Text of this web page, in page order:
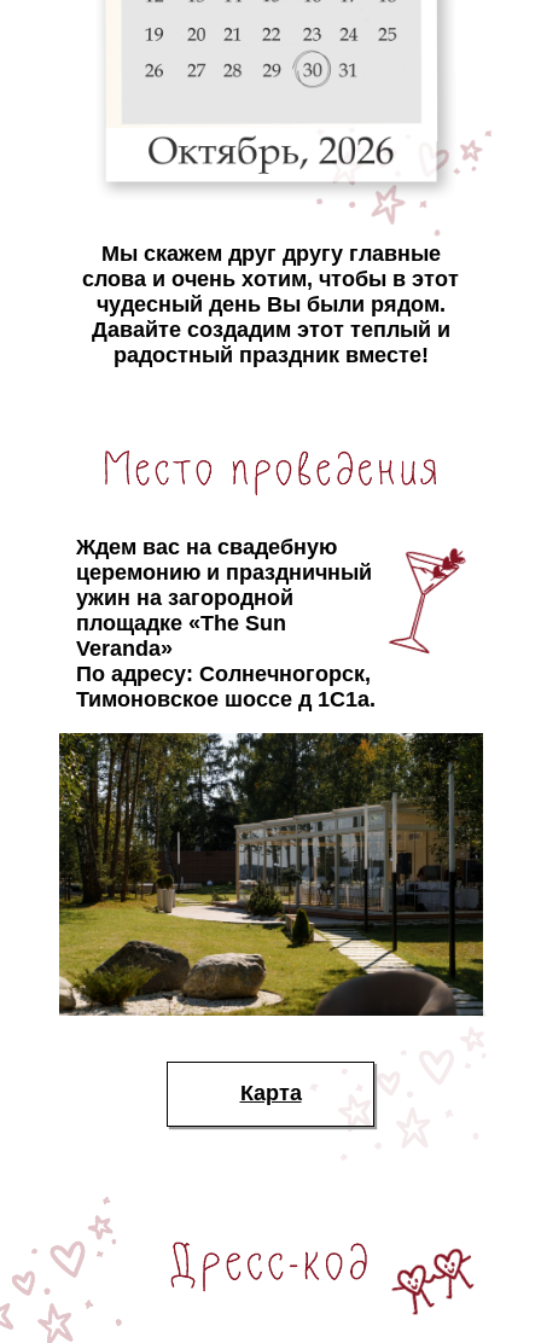
Мы скажем друг другу главные
слова и очень хотим, чтобы в этот
чудесный день Вы были рядом.
Давайте создадим этот теплый и
радостный праздник вместе!
Ждем вас на свадебную
церемонию и праздничный
ужин на загородной
площадке «The Sun
Veranda»
По адресу: Солнечногорск,
Тимоновское шоссе д 1С1а.
Карта